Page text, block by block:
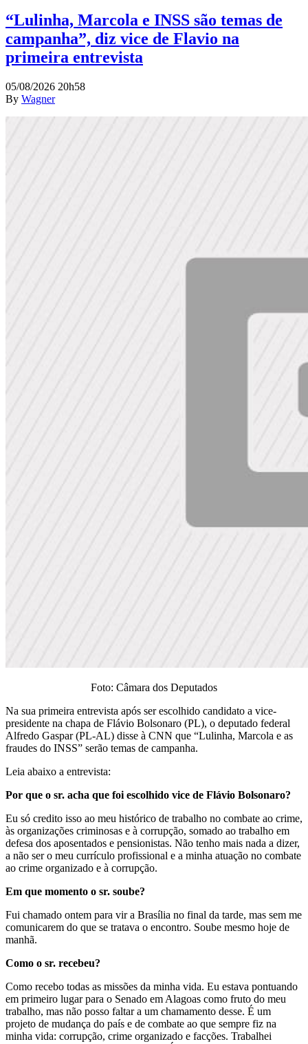
“Lulinha, Marcola e INSS são temas de
campanha”, diz vice de Flavio na
primeira entrevista
05/08/2026 20h58
By Wagner
Foto: Câmara dos Deputados
Na sua primeira entrevista após ser escolhido candidato a vice-
presidente na chapa de Flávio Bolsonaro (PL), o deputado federal
Alfredo Gaspar (PL-AL) disse à CNN que “Lulinha, Marcola e as
fraudes do INSS” serão temas de campanha.
Leia abaixo a entrevista:
Por que o sr. acha que foi escolhido vice de Flávio Bolsonaro?
Eu só credito isso ao meu histórico de trabalho no combate ao crime,
às organizações criminosas e à corrupção, somado ao trabalho em
defesa dos aposentados e pensionistas. Não tenho mais nada a dizer,
a não ser o meu currículo profissional e a minha atuação no combate
ao crime organizado e à corrupção.
Em que momento o sr. soube?
Fui chamado ontem para vir a Brasília no final da tarde, mas sem me
comunicarem do que se tratava o encontro. Soube mesmo hoje de
manhã.
Como o sr. recebeu?
Como recebo todas as missões da minha vida. Eu estava pontuando
em primeiro lugar para o Senado em Alagoas como fruto do meu
trabalho, mas não posso faltar a um chamamento desse. É um
projeto de mudança do país e de combate ao que sempre fiz na
minha vida: corrupção, crime organizado e facções. Trabalhei